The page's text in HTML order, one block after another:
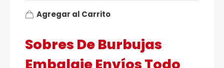
Sobres De Burbujas
Embalaje Envíos Todo
Agregar al Carrito